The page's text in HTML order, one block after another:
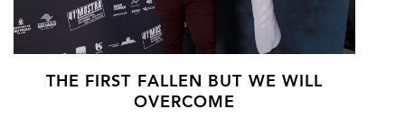
THE FIRST FALLEN BUT WE WILL
OVERCOME